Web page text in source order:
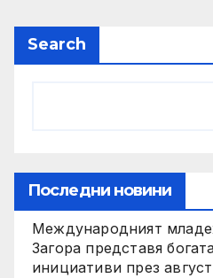
Search
Последни новини
Международният
Загора представя
инициативи през август